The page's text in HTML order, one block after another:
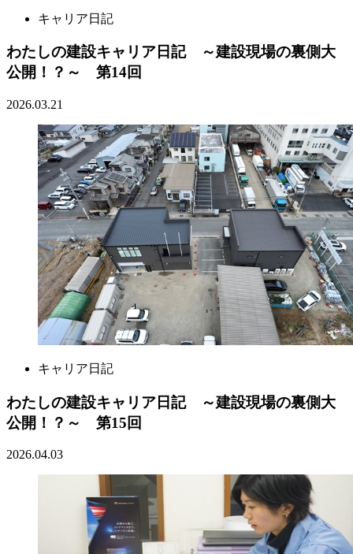
キャリア日記
わたしの建設キャリア日記 ～建設現場の裏側大
公開！？～ 第14回
2026.03.21
キャリア日記
わたしの建設キャリア日記 ～建設現場の裏側大
公開！？～ 第15回
2026.04.03